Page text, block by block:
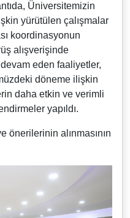
Üniversitemizin
yürütülen çalışmalar
koordinasyonun
alışverişinde
eden faaliyetler,
döneme ilişkin
daha etkin ve verimli
yapıldı.
önerilerinin alınmasının